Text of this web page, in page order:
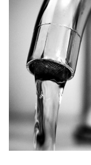
TRANSPORTE
LOCAÇÃO
ORÇAMENTO